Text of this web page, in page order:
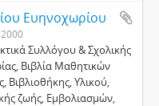
Ευηνοχωρίου
Συλλόγου & Σχολικής
Βιβλία Μαθητικών
Βιβλιοθήκης, Υλικού,
ζωής, Εμβολιασμών,